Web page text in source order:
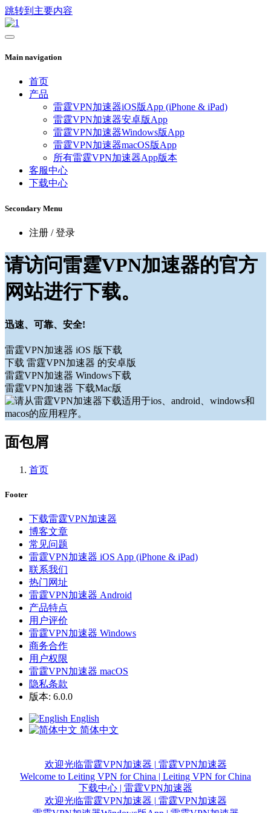
跳转到主要内容
Main navigation
首页
产品
雷霆VPN加速器iOS版App (iPhone & iPad)
雷霆VPN加速器安卓版App
雷霆VPN加速器Windows版App
雷霆VPN加速器macOS版App
所有雷霆VPN加速器App版本
客服中心
下载中心
Secondary Menu
注册 / 登录
请访问雷霆VPN加速器的官方
网站进行下载。
迅速、可靠、安全!
雷霆VPN加速器 iOS 版下载
下载 雷霆VPN加速器 的安卓版
雷霆VPN加速器 Windows下载
雷霆VPN加速器 下载Mac版
面包屑
首页
Footer
下载雷霆VPN加速器
博客文章
常见问题
雷霆VPN加速器 iOS App (iPhone & iPad)
联系我们
热门网址
雷霆VPN加速器 Android
产品特点
用户评价
雷霆VPN加速器 Windows
商务合作
用户权限
雷霆VPN加速器 macOS
隐私条款
版本: 6.0.0
English
简体中文
欢迎光临雷霆VPN加速器 | 雷霆VPN加速器
Welcome to Leiting VPN for China | Leiting VPN for China
下载中心 | 雷霆VPN加速器
欢迎光临雷霆VPN加速器 | 雷霆VPN加速器